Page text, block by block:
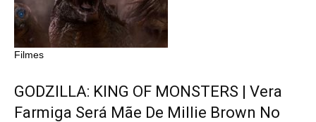
Filmes
GODZILLA: KING OF MONSTERS | Vera
Farmiga Será Mãe De Millie Brown No